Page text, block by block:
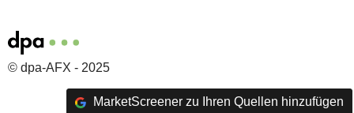
© dpa-AFX - 2025
MarketScreener zu Ihren Quellen hinzufügen